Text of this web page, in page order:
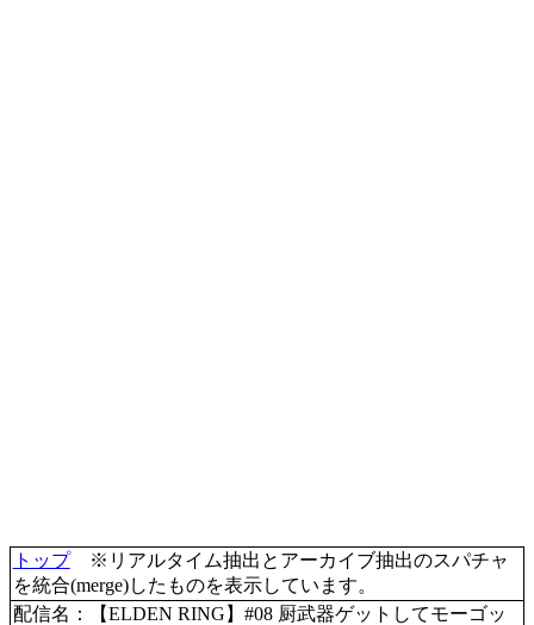
トップ※リアルタイム抽出とアーカイブ抽出のスパチャ
を統合(merge)したものを表示しています。
配信名：【ELDEN RING】#08 厨武器ゲットしてモーゴッ